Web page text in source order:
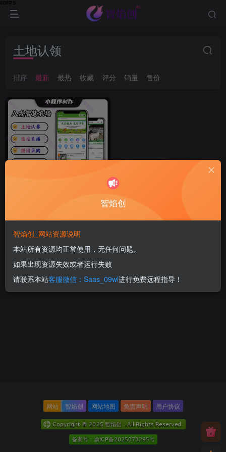
土地认领
排序 最新 最热 收藏 评分 销量 售价
土地认领/监控直播/拼团商
城/商城集市
RMB300
网站 智焰创 网站地图 免责声明 用户协议
智焰创
智焰创_网站资源说明
本站所有资源均正常使用，无任何问题。
如果出现资源失效或者运行失败
请联系本站客服微信：Saas_09wl进行免费远程指导！